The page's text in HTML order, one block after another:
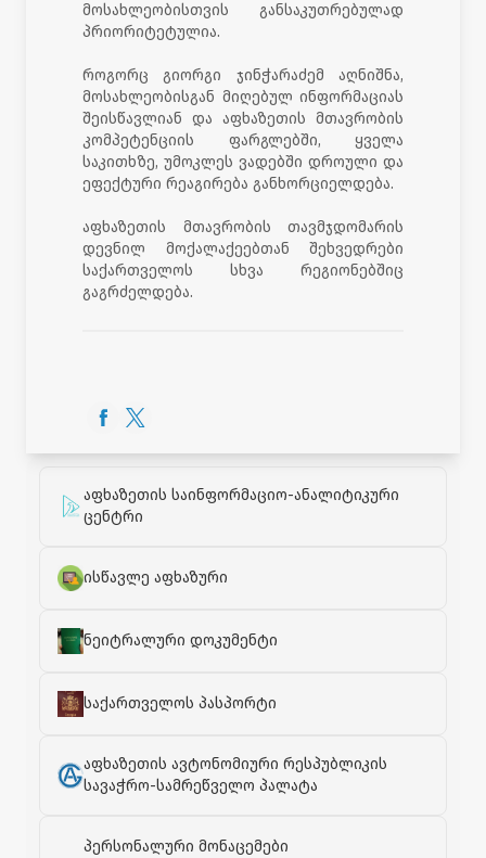
აფხაზეთის საინფორმაციო-ანალიტიკური
ცენტრი
ისწავლე აფხაზური
ნეიტრალური დოკუმენტი
საქართველოს პასპორტი
აფხაზეთის ავტონომიური რესპუბლიკის
სავაჭრო-სამრეწველო პალატა
პერსონალური მონაცემები
მოსახლეობისთვის განსაკუთრებულად
პრიორიტეტულია.
როგორც გიორგი ჯინჭარაძემ აღნიშნა,
მოსახლეობისგან მიღებულ ინფორმაციას
შეისწავლიან და აფხაზეთის მთავრობის
კომპეტენციის ფარგლებში, ყველა
საკითხზე, უმოკლეს ვადებში დროული და
ეფექტური რეაგირება განხორციელდება.
აფხაზეთის მთავრობის თავმჯდომარის
დევნილ მოქალაქეებთან შეხვედრები
საქართველოს სხვა რეგიონებშიც
გაგრძელდება.